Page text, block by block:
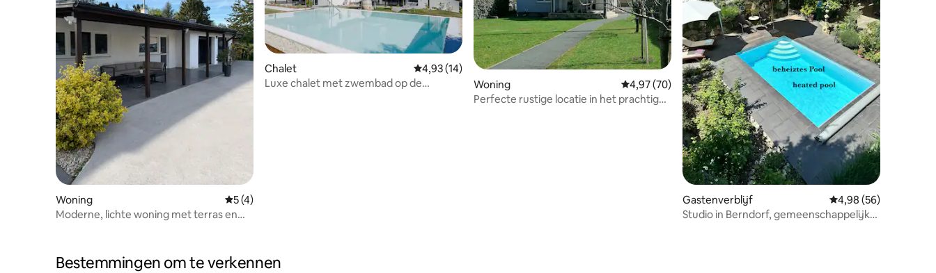
Woning Gemiddelde beoordeling van 5 uit 5, 4 recensies
5 (4)
Moderne, lichte woning met terras en
Chalet Gemiddelde beoordeling van 4,93 uit 5, 14 recensies
4,93 (14)
Luxe chalet met zwembad op de
Woning Gemiddelde beoordeling van 4,97 uit 5, 70 recensies
4,97 (70)
Perfecte rustige locatie in het prachtige
Gastenverblijf Gemiddelde
4,98 (56)
Studio in Berndorf, gemeenschappelijk
Bestemmingen om te verkennen